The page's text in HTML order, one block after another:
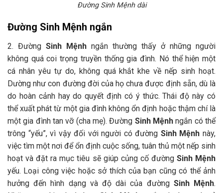
Đường Sinh Mệnh dài
Đường Sinh Mệnh ngắn
2. Đường Sinh Mệnh ngắn thường thấy ở những người
không quá coi trọng truyền thống gia đình. Nó thể hiện một
cá nhân yêu tự do, không quá khắt khe về nếp sinh hoạt.
Dường như con đường đời của họ chưa được định sẵn, dù là
do hoàn cảnh hay do quyết định có ý thức. Thái độ này có
thể xuất phát từ một gia đình không ổn định hoặc thậm chí là
một gia đình tan vỡ (cha mẹ). Đường Sinh Mệnh ngắn có thể
trông “yếu”, vì vậy đối với người có đường Sinh Mệnh này,
việc tìm một nơi để ổn định cuộc sống, tuân thủ một nếp sinh
hoạt và đặt ra mục tiêu sẽ giúp củng cố đường Sinh Mệnh
yếu. Loại công việc hoặc sở thích của bạn cũng có thể ảnh
hưởng đến hình dạng và độ dài của đường Sinh Mệnh.